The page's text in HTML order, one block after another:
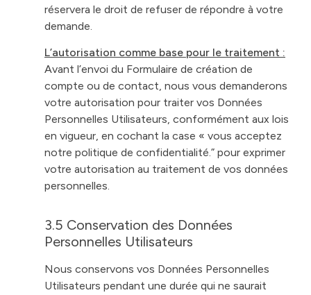
réservera le droit de refuser de répondre à votre
demande.
L’autorisation comme base pour le traitement :
Avant l’envoi du Formulaire de création de
compte ou de contact, nous vous demanderons
votre autorisation pour traiter vos Données
Personnelles Utilisateurs, conformément aux lois
en vigueur, en cochant la case « vous acceptez
notre politique de confidentialité.” pour exprimer
votre autorisation au traitement de vos données
personnelles.
3.5 Conservation des Données
Personnelles Utilisateurs
Nous conservons vos Données Personnelles
Utilisateurs pendant une durée qui ne saurait